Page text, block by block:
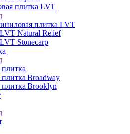
плитка LVT
плитка LVT
Natural Relief
Stonecarp
плитка
плитка Broadway
плитка Brooklyn